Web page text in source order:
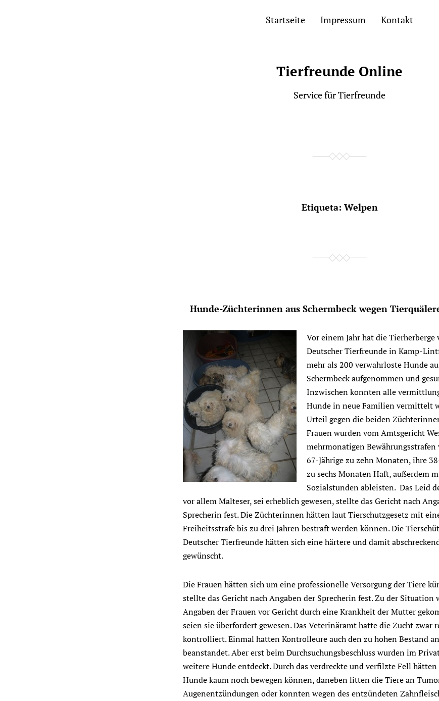
Startseite Impressum Kontakt
Tierfreunde Online
Service für Tierfreunde
Etiqueta: Welpen
Hunde-Züchterinnen aus Schermbeck wegen
Vor einem Jahr hat die Tierherberge
Deutscher Tierfreunde in Kamp-
mehr als 200 verwahrloste Hunde
Schermbeck aufgenommen und
Inzwischen konnten alle
Hunde in neue Familien vermittelt
Urteil gegen die beiden
Frauen wurden vom Amtsgericht
mehrmonatigen
67-Jährige zu zehn Monaten, ihre
zu sechs Monaten Haft, außerdem
Sozialstunden ableisten. Das Leid
vor allem Malteser, sei erheblich gewesen, stellte das Gericht nach
Sprecherin fest. Die Züchterinnen hätten laut Tierschutzgesetz mit
Freiheitsstrafe bis zu drei Jahren bestraft werden können. Die
Deutscher Tierfreunde hätten sich eine härtere und damit
gewünscht.
Die Frauen hätten sich um eine professionelle Versorgung der Tiere
stellte das Gericht nach Angaben der Sprecherin fest. Zu der Situation
Angaben der Frauen vor Gericht durch eine Krankheit der Mutter
seien sie überfordert gewesen. Das Veterinäramt hatte die Zucht zwar
kontrolliert. Einmal hatten Kontrolleure auch den zu hohen Bestand
beanstandet. Aber erst beim Durchsuchungsbeschluss wurden im
weitere Hunde entdeckt. Durch das verdreckte und verfilzte Fell
Hunde kaum noch bewegen können, daneben litten die Tiere an
Augenentzündungen oder konnten wegen des entzündeten